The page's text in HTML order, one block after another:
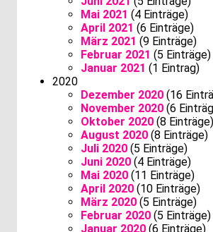
Mai 2021 (4 Einträge)
April 2021 (6 Einträge)
März 2021 (9 Einträge)
Februar 2021 (5 Einträge)
Januar 2021 (1 Eintrag)
2020
Dezember 2020 (16
November 2020 (6
Oktober 2020 (8 Einträge)
August 2020 (8 Einträge)
Juli 2020 (5 Einträge)
Juni 2020 (4 Einträge)
Mai 2020 (11 Einträge)
April 2020 (10 Einträge)
März 2020 (5 Einträge)
Februar 2020 (5 Einträge)
Januar 2020 (6 Einträge)